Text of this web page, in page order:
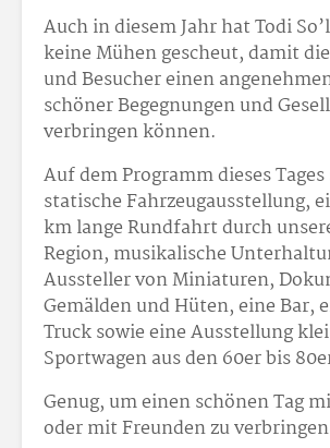
Auch in diesem Jahr hat Todi
keine Mühen gescheut, damit
und Besucher einen
schöner Begegnungen und
verbringen können.
Auf dem Programm dieses
statische Fahrzeugausstellung,
km lange Rundfahrt durch
Region, musikalische
Aussteller von Miniaturen,
Gemälden und Hüten, eine Bar,
Truck sowie eine Ausstellung
Sportwagen aus den 60er bis
Genug, um einen schönen Tag
oder mit Freunden zu